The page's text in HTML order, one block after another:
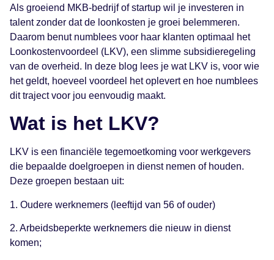
Als groeiend MKB-bedrijf of startup wil je investeren in
talent zonder dat de loonkosten je groei belemmeren.
Daarom benut numblees voor haar klanten optimaal het
Loonkostenvoordeel (LKV), een slimme subsidieregeling
van de overheid. In deze blog lees je wat LKV is, voor wie
het geldt, hoeveel voordeel het oplevert en hoe numblees
dit traject voor jou eenvoudig maakt.
Wat is het LKV?
LKV is een financiële tegemoetkoming voor werkgevers
die bepaalde doelgroepen in dienst nemen of houden.
Deze groepen bestaan uit:
1. Oudere werknemers (leeftijd van 56 of ouder)
2. Arbeidsbeperkte werknemers die nieuw in dienst
komen;